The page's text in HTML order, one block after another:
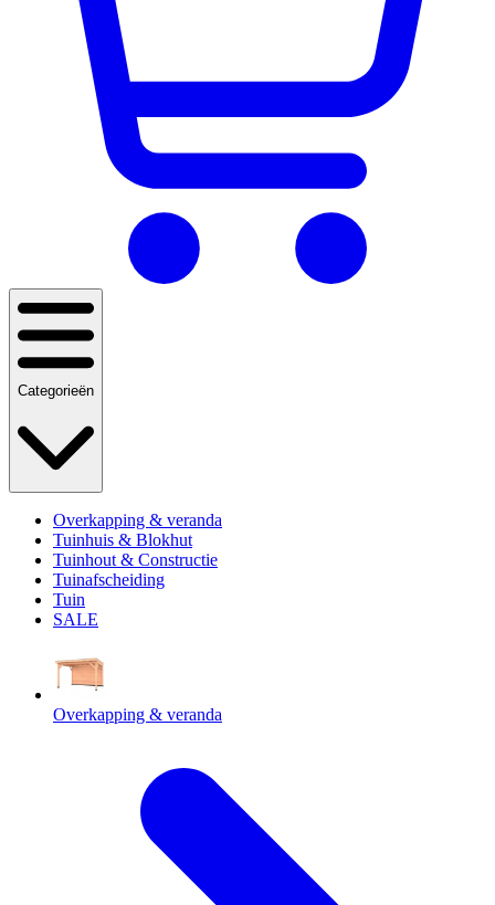
Categorieën
Overkapping & veranda
Tuinhuis & Blokhut
Tuinhout & Constructie
Tuinafscheiding
Tuin
SALE
Overkapping & veranda